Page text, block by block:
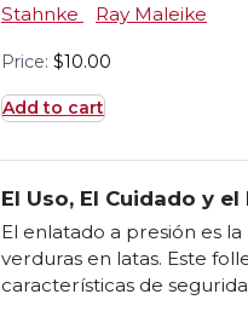
Stahnke
Ray Maleike
Price: $10.00
Add to cart
El Uso, El Cuidado y
El enlatado a presión es
verduras en latas. Este
características de